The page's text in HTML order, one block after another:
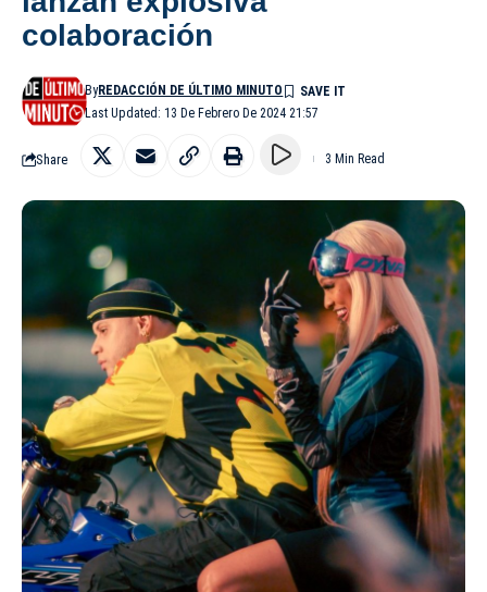
colaboración
Last Updated: 13 De Febrero De 2024 21:57
ByREDACCIÓN DE ÚLTIMO MINUTO
Share 3 Min Read